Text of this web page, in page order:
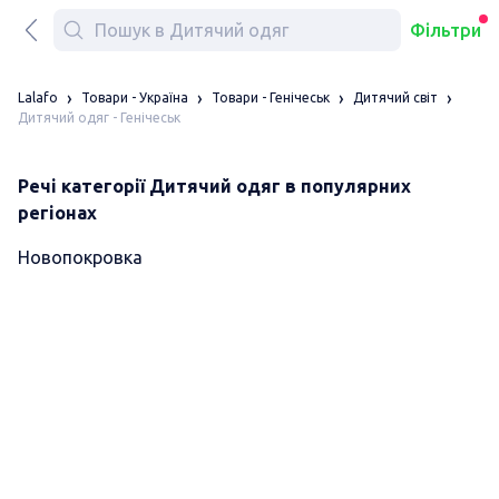
Фільтри
Lalafo Товари - Україна Товари - Генічеськ
Дитячий світ
Дитячий одяг - Генічеськ
Речі категорії Дитячий одяг в популярних
регіонах
Новопокровка